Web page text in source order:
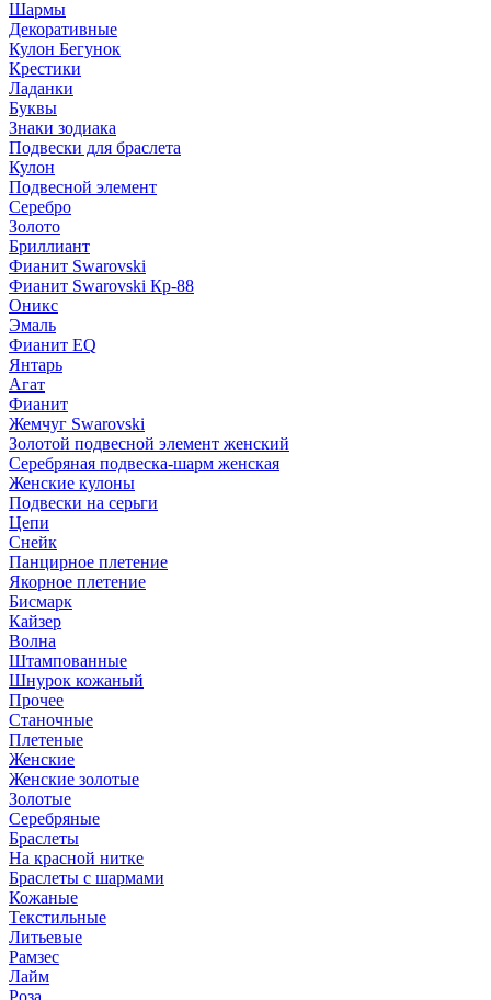
Шармы
Декоративные
Кулон Бегунок
Крестики
Ладанки
Буквы
Знаки зодиака
Подвески для браслета
Кулон
Подвесной элемент
Серебро
Золото
Бриллиант
Фианит Swarovski
Фианит Swarovski Кр-88
Оникс
Эмаль
Фианит EQ
Янтарь
Агат
Фианит
Жемчуг Swarovski
Золотой подвесной элемент женcкий
Серебряная подвеска-шарм женская
Женские кулоны
Подвески на серьги
Цепи
Снейк
Панцирное плетение
Якорное плетение
Бисмарк
Кайзер
Волна
Штампованные
Шнурок кожаный
Прочее
Станочные
Плетеные
Женские
Женские золотые
Золотые
Серебряные
Браслеты
На красной нитке
Браслеты с шармами
Кожаные
Текстильные
Литьевые
Рамзес
Лайм
Роза